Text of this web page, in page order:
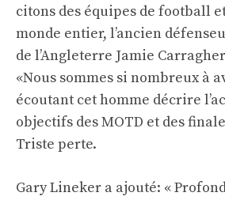
citons des équipes de football
monde entier, l’ancien
de l’Angleterre Jamie
«Nous sommes si nombreux à
écoutant cet homme décrire
objectifs des MOTD et des
Triste perte.
Gary Lineker a ajouté: «